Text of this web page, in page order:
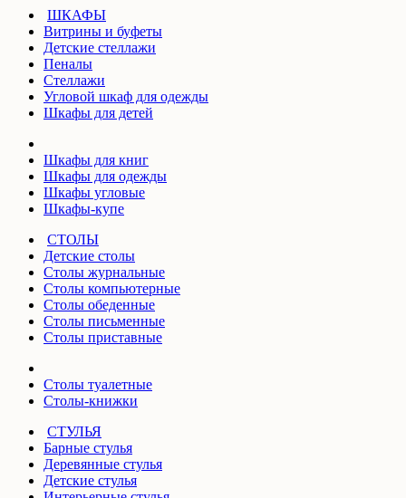
ШКАФЫ
Витрины и буфеты
Детские стеллажи
Пеналы
Стеллажи
Угловой шкаф для одежды
Шкафы для детей
Шкафы для книг
Шкафы для одежды
Шкафы угловые
Шкафы-купе
СТОЛЫ
Детские столы
Столы журнальные
Столы компьютерные
Столы обеденные
Столы письменные
Столы приставные
Столы туалетные
Столы-книжки
СТУЛЬЯ
Барные стулья
Деревянные стулья
Детские стулья